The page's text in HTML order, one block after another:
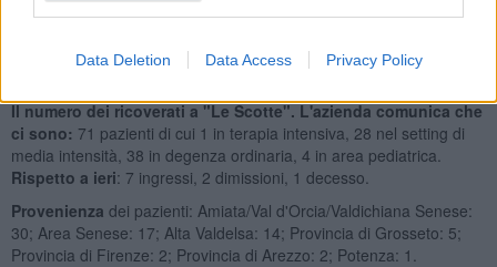
Data Deletion Data Access Privacy Policy
e 34 anni, 91 tra35-49 anni; 92 tra50 e 64 anni; 61tra65-79
Il numero dei ricoverati a "Le Scotte". L'azienda comunica che
ci sono: 71 pazienti di cui 1 in terapia intensiva, 28 nel setting di
media intensità, 38 in degenza ordinaria, 4 in area pediatrica.
Rispetto a ieri: 7 ingressi, 2 dimissioni, 1 decesso.
Provenienza dei pazienti: Amiata/Val d'Orcia/Valdichiana Senese:
30; Area Senese: 17; Alta Valdelsa: 14; Provincia di Grosseto: 5;
Provincia di Firenze: 2; Provincia di Arezzo: 2; Potenza: 1.